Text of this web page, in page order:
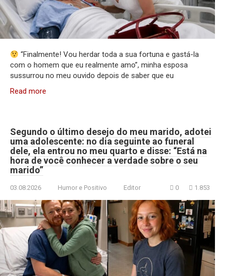
“Finalmente! Vou herdar toda a sua fortuna e gastá-la
com o homem que eu realmente amo”, minha esposa
sussurrou no meu ouvido depois de saber que eu
Read more
Segundo o último desejo do meu marido, adotei
uma adolescente: no dia seguinte ao funeral
dele, ela entrou no meu quarto e disse: “Está na
hora de você conhecer a verdade sobre o seu
marido”
03.08.2026 Humor e Positivo Editor 0 1.853